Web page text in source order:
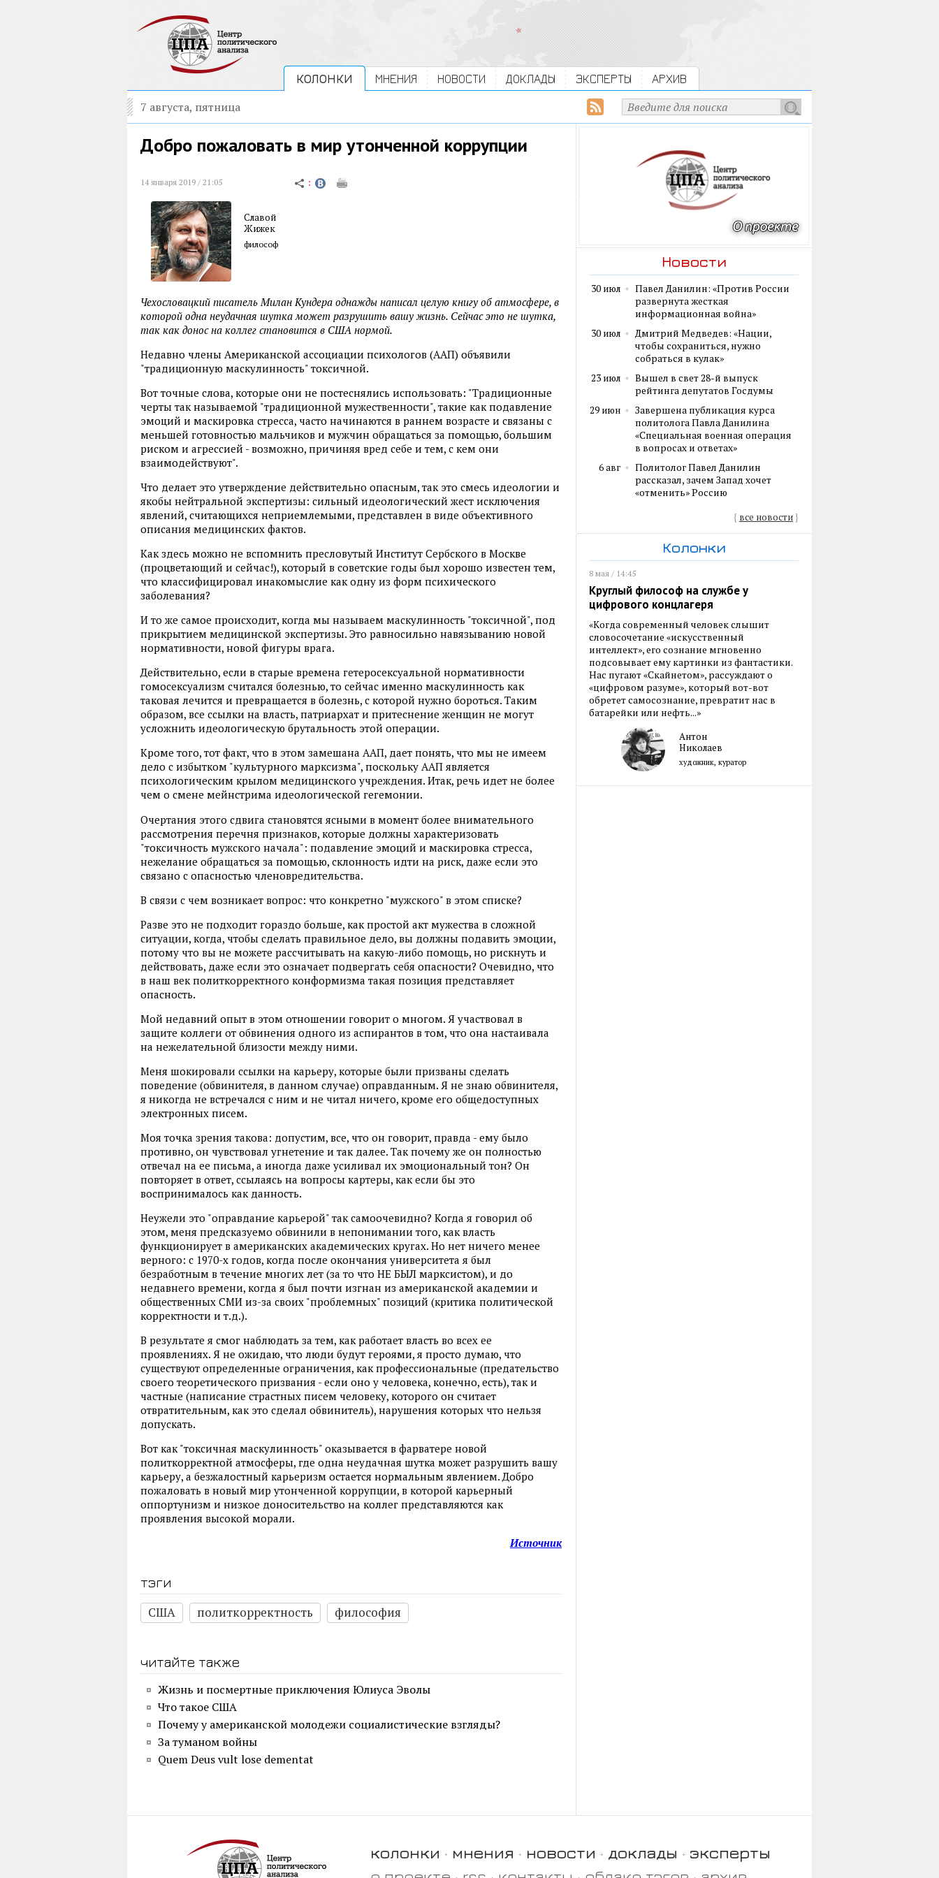
КОЛОНКИ МНЕНИЯ НОВОСТИ ДОКЛАДЫ ЭКСПЕРТЫ АРХИВ
7 августа, пятница
Добро пожаловать в мир утонченной коррупции
14 января 2019 / 21:05
Славой
Жижек
философ
Чехословацкий писатель Милан Кундера однажды написал целую книгу об атмосфере, в
которой одна неудачная шутка может разрушить вашу жизнь. Сейчас это не шутка,
так как донос на коллег становится в США нормой.
Недавно члены Американской ассоциации психологов (ААП) объявили
"традиционную маскулинность" токсичной.
Вот точные слова, которые они не постеснялись использовать: "Традиционные
черты так называемой "традиционной мужественности", такие как подавление
эмоций и маскировка стресса, часто начинаются в раннем возрасте и связаны с
меньшей готовностью мальчиков и мужчин обращаться за помощью, большим
риском и агрессией - возможно, причиняя вред себе и тем, с кем они
взаимодействуют".
Что делает это утверждение действительно опасным, так это смесь идеологии и
якобы нейтральной экспертизы: сильный идеологический жест исключения
явлений, считающихся неприемлемыми, представлен в виде объективного
описания медицинских фактов.
Как здесь можно не вспомнить пресловутый Институт Сербского в Москве
(процветающий и сейчас!), который в советские годы был хорошо известен тем,
что классифицировал инакомыслие как одну из форм психического
заболевания?
И то же самое происходит, когда мы называем маскулинность "токсичной", под
прикрытием медицинской экспертизы. Это равносильно навязыванию новой
нормативности, новой фигуры врага.
Действительно, если в старые времена гетеросексуальной нормативности
гомосексуализм считался болезнью, то сейчас именно маскулинность как
таковая лечится и превращается в болезнь, с которой нужно бороться. Таким
образом, все ссылки на власть, патриархат и притеснение женщин не могут
усложнить идеологическую брутальность этой операции.
Кроме того, тот факт, что в этом замешана ААП, дает понять, что мы не имеем
дело с избытком "культурного марксизма", поскольку ААП является
психологическим крылом медицинского учреждения. Итак, речь идет не более
чем о смене мейнстрима идеологической гегемонии.
Очертания этого сдвига становятся ясными в момент более внимательного
рассмотрения перечня признаков, которые должны характеризовать
"токсичность мужского начала": подавление эмоций и маскировка стресса,
нежелание обращаться за помощью, склонность идти на риск, даже если это
связано с опасностью членовредительства.
В связи с чем возникает вопрос: что конкретно "мужского" в этом списке?
Разве это не подходит гораздо больше, как простой акт мужества в сложной
ситуации, когда, чтобы сделать правильное дело, вы должны подавить эмоции,
потому что вы не можете рассчитывать на какую-либо помощь, но рискнуть и
действовать, даже если это означает подвергать себя опасности? Очевидно, что
в наш век политкорректного конформизма такая позиция представляет
опасность.
Мой недавний опыт в этом отношении говорит о многом. Я участвовал в
защите коллеги от обвинения одного из аспирантов в том, что она настаивала
на нежелательной близости между ними.
Меня шокировали ссылки на карьеру, которые были призваны сделать
поведение (обвинителя, в данном случае) оправданным. Я не знаю обвинителя,
я никогда не встречался с ним и не читал ничего, кроме его общедоступных
электронных писем.
Моя точка зрения такова: допустим, все, что он говорит, правда - ему было
противно, он чувствовал угнетение и так далее. Так почему же он полностью
отвечал на ее письма, а иногда даже усиливал их эмоциональный тон? Он
повторяет в ответ, ссылаясь на вопросы картеры, как если бы это
воспринималось как данность.
Неужели это "оправдание карьерой" так самоочевидно? Когда я говорил об
этом, меня предсказуемо обвинили в непонимании того, как власть
функционирует в американских академических кругах. Но нет ничего менее
верного: с 1970-х годов, когда после окончания университета я был
безработным в течение многих лет (за то что НЕ БЫЛ марксистом), и до
недавнего времени, когда я был почти изгнан из американской академии и
общественных СМИ из-за своих "проблемных" позиций (критика политической
корректности и т.д.).
В результате я смог наблюдать за тем, как работает власть во всех ее
проявлениях. Я не ожидаю, что люди будут героями, я просто думаю, что
существуют определенные ограничения, как профессиональные (предательство
своего теоретического призвания - если оно у человека, конечно, есть), так и
частные (написание страстных писем человеку, которого он считает
отвратительным, как это сделал обвинитель), нарушения которых что нельзя
допускать.
Вот как "токсичная маскулинность" оказывается в фарватере новой
политкорректной атмосферы, где одна неудачная шутка может разрушить вашу
карьеру, а безжалостный карьеризм остается нормальным явлением. Добро
пожаловать в новый мир утонченной коррупции, в которой карьерный
оппортунизм и низкое доносительство на коллег представляются как
проявления высокой морали.
Источник
тэги
США
политкорректность философия
читайте также
Жизнь и посмертные приключения Юлиуса Эволы
Что такое США
Почему у американской молодежи социалистические взгляды?
За туманом войны
Quem Deus vult lose dementat
Новости
30 июл
Павел Данилин: «Против России
развернута жесткая
информационная война»
30 июл
Дмитрий Медведев: «Нации,
чтобы сохраниться, нужно
собраться в кулак»
23 июл
Вышел в свет 28-й выпуск
рейтинга депутатов Госдумы
29 июн
Завершена публикация курса
политолога Павла Данилина
«Специальная военная операция
в вопросах и ответах»
6 авг
Политолог Павел Данилин
рассказал, зачем Запад хочет
«отменить» Россию
{ все новости}
Колонки
8 мая / 14:45
Круглый философ на службе у
цифрового концлагеря
«Когда современный человек слышит
словосочетание «искусственный
интеллект», его сознание мгновенно
подсовывает ему картинки из фантастики.
Нас пугают «Скайнетом», рассуждают о
«цифровом разуме», который вот-вот
обретет самосознание, превратит нас в
батарейки или нефть...»
Антон
Николаев
художник, куратор
колонки мнения новости доклады
эксперты